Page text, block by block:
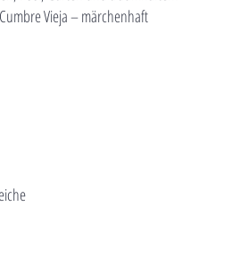
Vieja – märchenhaft